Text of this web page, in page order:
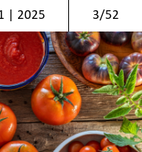
| 2025 3/52